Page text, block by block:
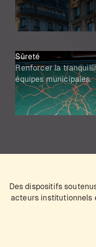
Sûreté
Renforcer la
équipes municipales.
Des dispositifs
acteurs institutionnels